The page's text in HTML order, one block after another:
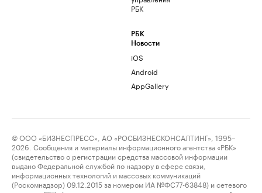
РБК
РБК
Новости
iOS
Android
AppGallery
© ООО «БИЗНЕСПРЕСС», АО «РОСБИЗНЕСКОНСАЛТИНГ», 1995–
2026. Сообщения и материалы информационного агентства «РБК»
(свидетельство о регистрации средства массовой информации
выдано Федеральной службой по надзору в сфере связи,
информационных технологий и массовых коммуникаций
(Роскомнадзор) 09.12.2015 за номером ИА №ФС77-63848) и сетевого